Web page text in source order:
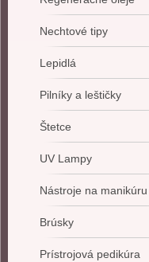
Nechtové tipy
Lepidlá
Pilníky a leštičky
Štetce
UV Lampy
Nástroje na manikúru
Brúsky
Prístrojová pedikúra